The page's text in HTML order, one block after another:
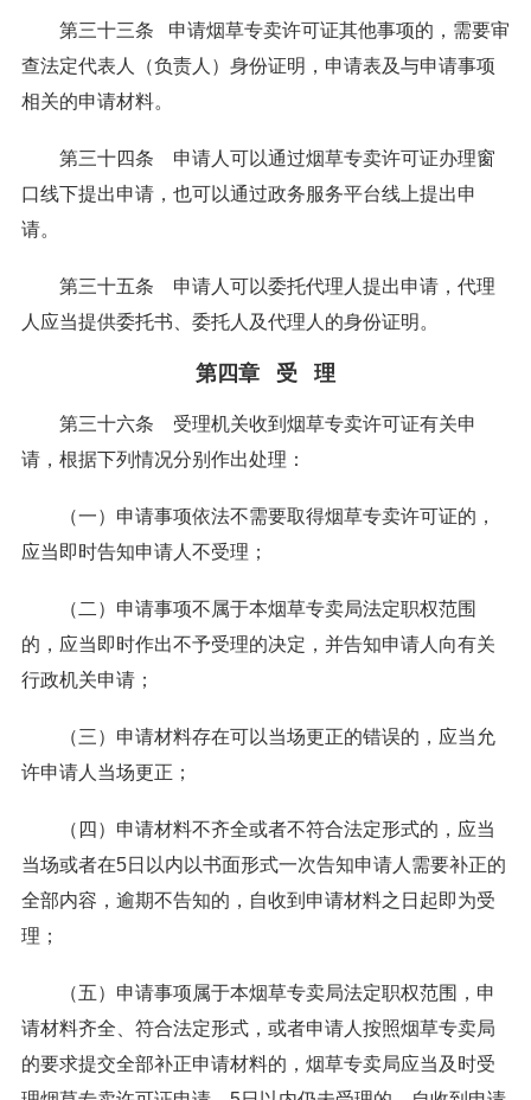
第三十三条 申请烟草专卖许可证其他事项的，需要审
查法定代表人（负责人）身份证明，申请表及与申请事项
相关的申请材料。
第三十四条 申请人可以通过烟草专卖许可证办理窗
口线下提出申请，也可以通过政务服务平台线上提出申
请。
第三十五条 申请人可以委托代理人提出申请，代理
人应当提供委托书、委托人及代理人的身份证明。
第四章 受 理
第三十六条 受理机关收到烟草专卖许可证有关申
请，根据下列情况分别作出处理：
（一）申请事项依法不需要取得烟草专卖许可证的，
应当即时告知申请人不受理；
（二）申请事项不属于本烟草专卖局法定职权范围
的，应当即时作出不予受理的决定，并告知申请人向有关
行政机关申请；
（三）申请材料存在可以当场更正的错误的，应当允
许申请人当场更正；
（四）申请材料不齐全或者不符合法定形式的，应当
当场或者在5日以内以书面形式一次告知申请人需要补正的
全部内容，逾期不告知的，自收到申请材料之日起即为受
理；
（五）申请事项属于本烟草专卖局法定职权范围，申
请材料齐全、符合法定形式，或者申请人按照烟草专卖局
的要求提交全部补正申请材料的，烟草专卖局应当及时受